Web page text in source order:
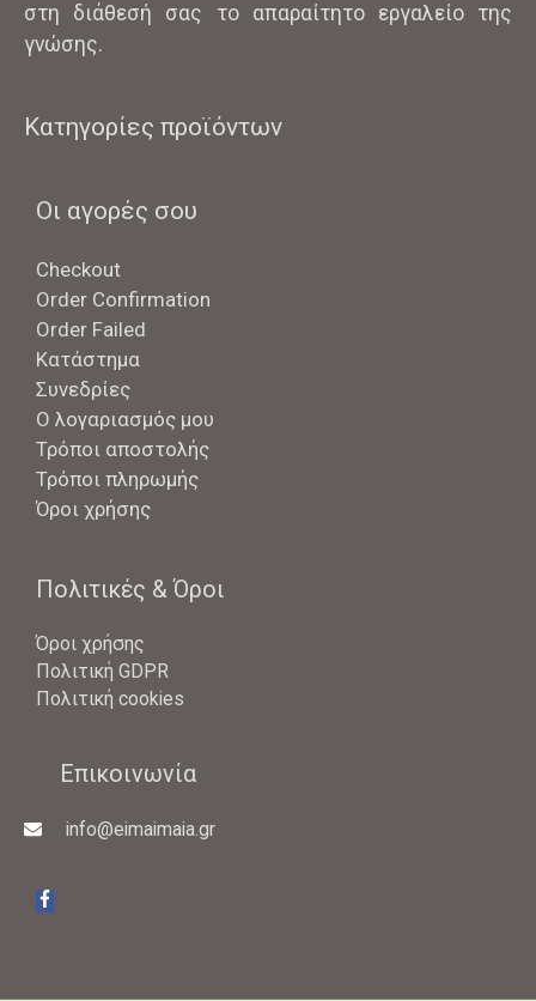
στη διάθεσή σας το απαραίτητο εργαλείο της
γνώσης.
Κατηγορίες προϊόντων
Οι αγορές σου
Checkout
Order Confirmation
Order Failed
Κατάστημα
Συνεδρίες
Ο λογαριασμός μου
Τρόποι αποστολής
Τρόποι πληρωμής
Όροι χρήσης
Πολιτικές & Όροι
Όροι χρήσης
Πολιτική GDPR
Πολιτική cookies
Επικοινωνία
info@eimaimaia.gr